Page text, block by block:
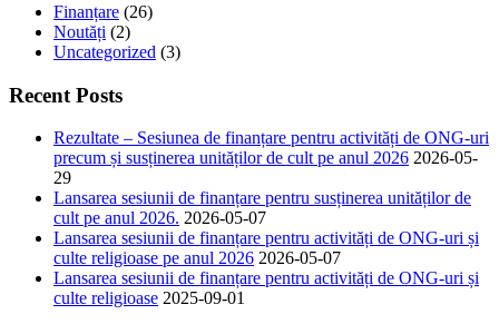
Finanțare (26)
Noutăți (2)
Uncategorized (3)
Recent Posts
Rezultate – Sesiunea de finanțare pentru activități de ONG-uri
precum și susținerea unităților de cult pe anul 2026 2026-05-
29
Lansarea sesiunii de finanțare pentru susținerea unităților de
cult pe anul 2026. 2026-05-07
Lansarea sesiunii de finanțare pentru activități de ONG-uri și
culte religioase pe anul 2026 2026-05-07
Lansarea sesiunii de finanțare pentru activități de ONG-uri și
culte religioase 2025-09-01